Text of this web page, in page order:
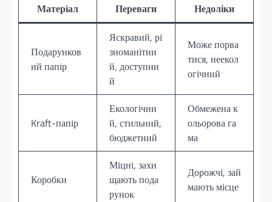
Матеріал Переваги Недоліки
Подарунков
ий папір
Яскравий, рі
зноманітни
й, доступни
й
Може порва
тися, неекол
огічний
Kraft-папір
Екологічни
й, стильний,
бюджетний
Обмежена к
ольорова га
ма
Коробки
Міцні, захи
щають пода
рунок
Дорожчі, зай
мають місце